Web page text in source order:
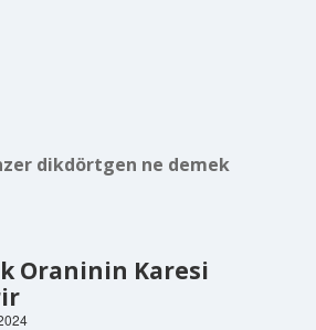
dikdörtgen ne demek
Oraninin Karesi